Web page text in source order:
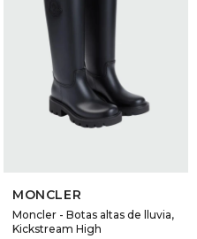
MONCLER
Moncler - Botas altas de lluvia,
Kickstream High